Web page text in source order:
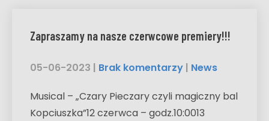
Zapraszamy na nasze czerwcowe premiery!!!
05-06-2023 | Brak komentarzy | News
Musical – „Czary Pieczary czyli magiczny bal
Kopciuszka”12 czerwca – godz.10:0013